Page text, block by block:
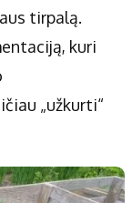
tirpalą.
kuri
„užkurti“